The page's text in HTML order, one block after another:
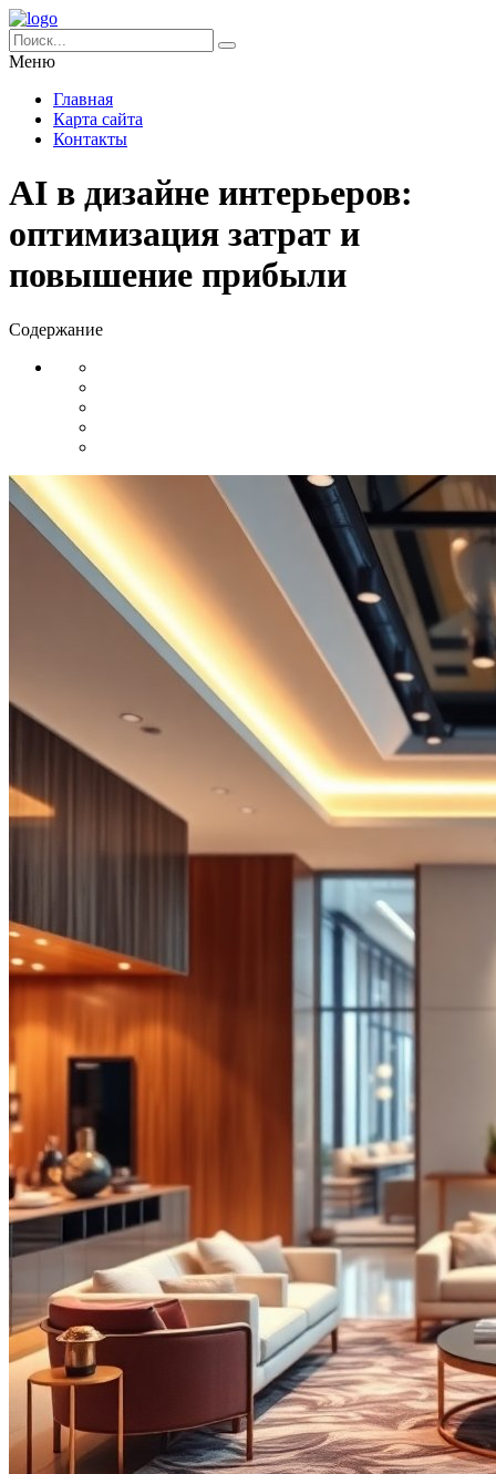
Меню
Главная
Карта сайта
Контакты
AI в дизайне интерьеров:
оптимизация затрат и
повышение прибыли
Содержание